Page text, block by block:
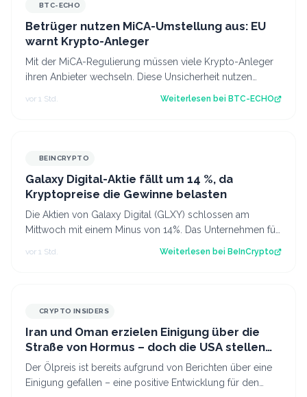
BTC-ECHO
Betrüger nutzen MiCA-Umstellung aus: EU
warnt Krypto-Anleger
Mit der MiCA-Regulierung müssen viele Krypto-Anleger
ihren Anbieter wechseln. Diese Unsicherheit nutzen
vor 1 Std. Weiterlesen bei BTC-ECHO
BEINCRYPTO
Galaxy Digital-Aktie fällt um 14 %, da
Kryptopreise die Gewinne belasten
Die Aktien von Galaxy Digital (GLXY) schlossen am
Mittwoch mit einem Minus von 14%. Das Unternehmen für
vor 1 Std. Weiterlesen bei BeInCrypto
CRYPTO INSIDERS
Iran und Oman erzielen Einigung über die
Straße von Hormus – doch die USA stellen
sich quer
Der Ölpreis ist bereits aufgrund von Berichten über eine
Einigung gefallen – eine positive Entwicklung für den